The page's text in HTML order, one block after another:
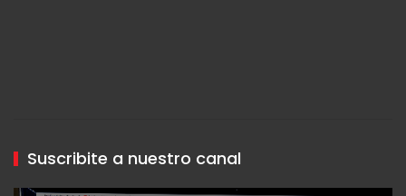
Suscribite a nuestro canal